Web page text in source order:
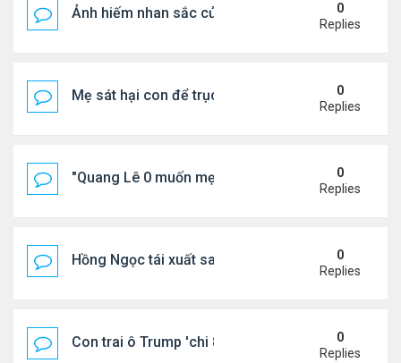
Ảnh hiếm nhan sắc của Thẩm Thuý Hằng0
Replies
Mẹ sát hại con để trục lợi bảo hiểm
0
Replies
"Quang Lê 0 muốn mẹ thua kém người khác"
0
Replies
Hồng Ngọc tái xuất sau nhiều năm ở ẩn
0
Replies
Con trai ô Trump 'chi 8.5 triệu để xóa ràng buộc
0
Replies